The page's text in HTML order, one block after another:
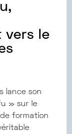
,
vers le
lance son
» sur le
formation